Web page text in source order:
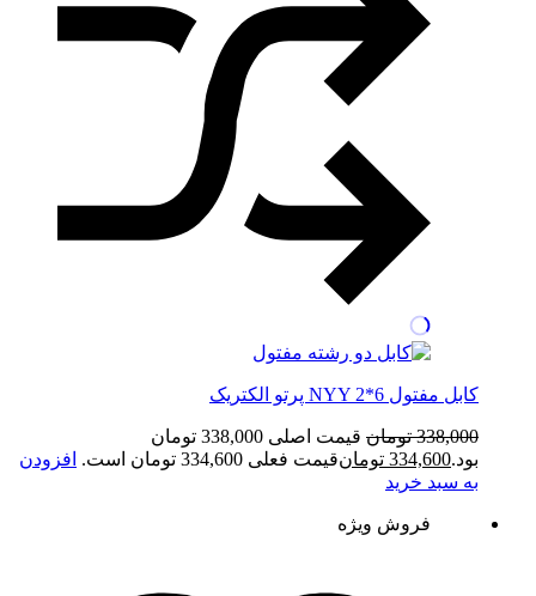
کابل مفتول NYY 2*6 پرتو الکتریک
338,000 تومان
قیمت اصلی 338,000 تومان
بود.334,600 تومانقیمت فعلی 334,600 تومان است.
افزودن
به سبد خرید
فروش ویژه